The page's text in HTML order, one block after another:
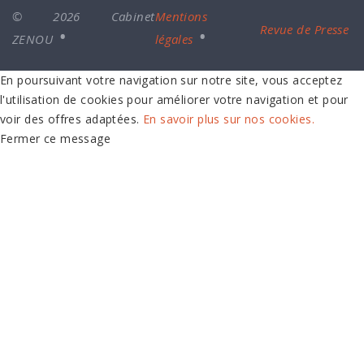
© 2026 Cabinet
ZENOU
Mentions
légales
Revue de Presse
En poursuivant votre navigation sur notre site, vous acceptez
l'utilisation de cookies pour améliorer votre navigation et pour
voir des offres adaptées. En savoir plus sur nos cookies.
Fermer ce message